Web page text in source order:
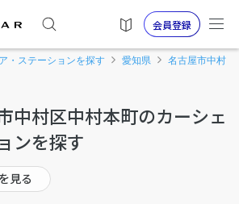
会員登録
・ステーションを探す 愛知県
名古屋市中村
中村区中村本町のカーシェ
ンを探す
見る